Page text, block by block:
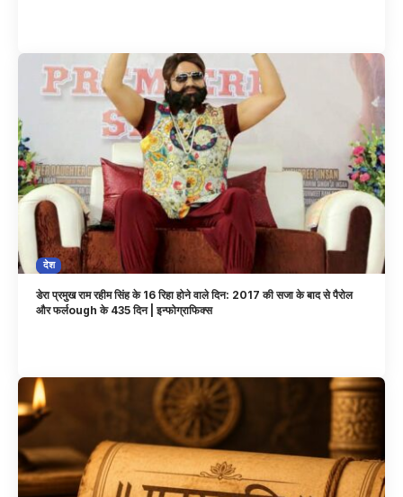
देश
डेरा प्रमुख राम रहीम सिंह के 16 रिहा होने वाले दिन: 2017 की सजा के बाद से पैरोल
और फर्लough के 435 दिन | इन्फोग्राफिक्स